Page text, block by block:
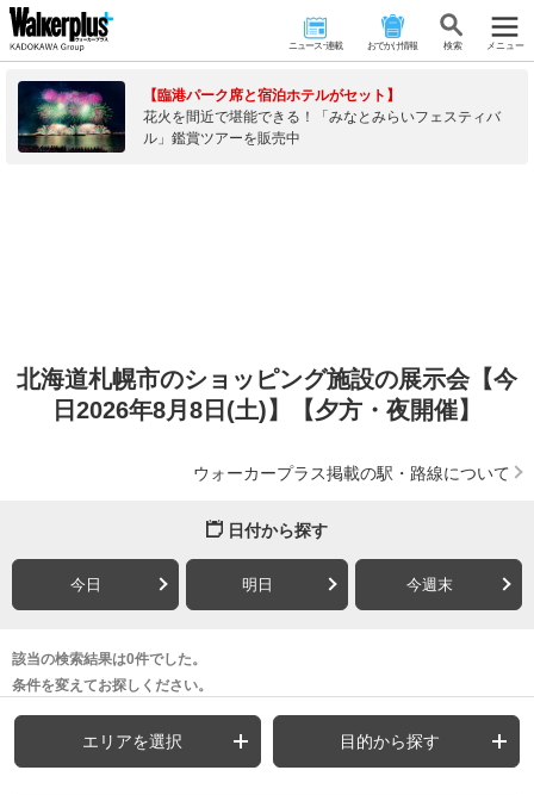
ニュース･連載 おでかけ情報 検 索 メニュー
【臨港パーク席と宿泊ホテルがセット】
花火を間近で堪能できる！「みなとみらいフェスティバ
ル」鑑賞ツアーを販売中
北海道札幌市のショッピング施設の展示会【今
日2026年8月8日(土)】【夕方・夜開催】
ウォーカープラス掲載の駅・路線について
日付から探す
今日 明日 今週末
該当の検索結果は0件でした。
条件を変えてお探しください。
エリアを選択 目的から探す